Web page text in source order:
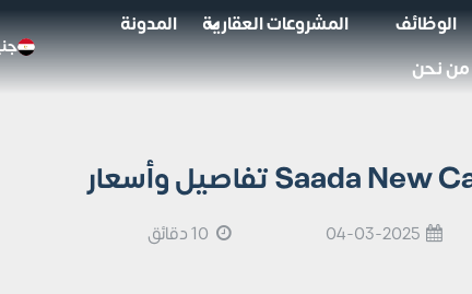
الوظائف المشروعات العقارية
المدونة
من نحن
04-03-2025